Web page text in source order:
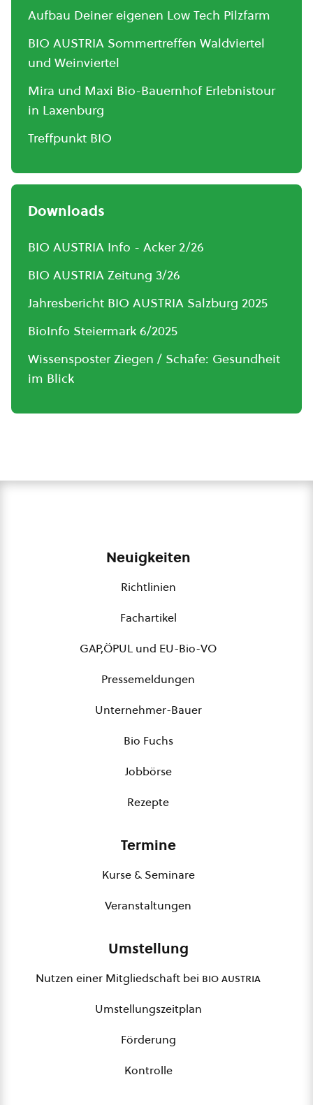
Aufbau Deiner eigenen Low Tech Pilzfarm
BIO AUSTRIA Sommertreffen Waldviertel
und Weinviertel
Mira und Maxi Bio-Bauernhof Erlebnistour
in Laxenburg
Treffpunkt BIO
Downloads
BIO AUSTRIA Info - Acker 2/26
BIO AUSTRIA Zeitung 3/26
Jahresbericht BIO AUSTRIA Salzburg 2025
BioInfo Steiermark 6/2025
Wissensposter Ziegen / Schafe: Gesundheit
im Blick
Neuigkeiten
Richtlinien
Fachartikel
GAP,ÖPUL und EU-Bio-VO
Pressemeldungen
Unternehmer-Bauer
Bio Fuchs
Jobbörse
Rezepte
Termine
Kurse & Seminare
Veranstaltungen
Umstellung
Nutzen einer Mitgliedschaft bei bio austria
Umstellungszeitplan
Förderung
Kontrolle